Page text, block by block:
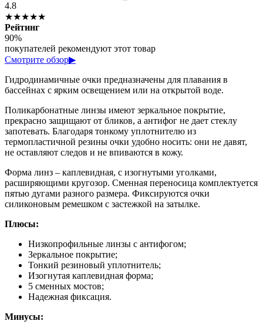
4.8
★★★★★
Рейтинг
90%
покупателей рекомендуют этот товар
Смотрите обзор▶
Гидродинамичные очки предназначены для плавания в
бассейнах с ярким освещением или на открытой воде.
Поликарбонатные линзы имеют зеркальное покрытие,
прекрасно защищают от бликов, а антифог не дает стеклу
запотевать. Благодаря тонкому уплотнителю из
термопластичной резины очки удобно носить: они не давят,
не оставляют следов и не впиваются в кожу.
Форма линз – каплевидная, с изогнутыми уголками,
расширяющими кругозор. Сменная переносица комплектуется
пятью дугами разного размера. Фиксируются очки
силиконовым ремешком с застежкой на затылке.
Плюсы:
Низкопрофильные линзы с антифогом;
Зеркальное покрытие;
Тонкий резиновый уплотнитель;
Изогнутая каплевидная форма;
5 сменных мостов;
Надежная фиксация.
Минусы: